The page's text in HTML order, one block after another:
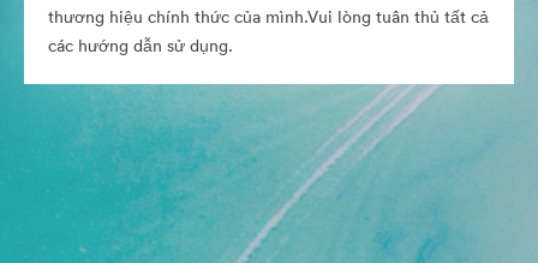
thương hiệu chính thức của mình.Vui lòng tuân thủ tất cả
các hướng dẫn sử dụng.